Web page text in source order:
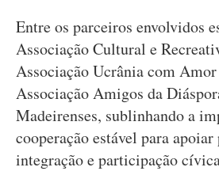
Entre os parceiros envolvidos
Associação Cultural e
Associação Ucrânia com
Associação Amigos da
Madeirenses, sublinhando a
cooperação estável para apoiar
integração e participação